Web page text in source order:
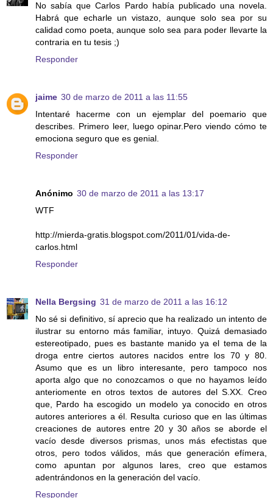
No sabía que Carlos Pardo había publicado una novela.
Habrá que echarle un vistazo, aunque solo sea por su
calidad como poeta, aunque solo sea para poder llevarte la
contraria en tu tesis ;)
Responder
jaime 30 de marzo de 2011 a las 11:55
Intentaré hacerme con un ejemplar del poemario que
describes. Primero leer, luego opinar.Pero viendo cómo te
emociona seguro que es genial.
Responder
Anónimo 30 de marzo de 2011 a las 13:17
WTF
http://mierda-gratis.blogspot.com/2011/01/vida-de-
carlos.html
Responder
Nella Bergsing 31 de marzo de 2011 a las 16:12
No sé si definitivo, sí aprecio que ha realizado un intento de
ilustrar su entorno más familiar, intuyo. Quizá demasiado
estereotipado, pues es bastante manido ya el tema de la
droga entre ciertos autores nacidos entre los 70 y 80.
Asumo que es un libro interesante, pero tampoco nos
aporta algo que no conozcamos o que no hayamos leído
anteriomente en otros textos de autores del S.XX. Creo
que, Pardo ha escogido un modelo ya conocido en otros
autores anteriores a él. Resulta curioso que en las últimas
creaciones de autores entre 20 y 30 años se aborde el
vacío desde diversos prismas, unos más efectistas que
otros, pero todos válidos, más que generación efímera,
como apuntan por algunos lares, creo que estamos
adentrándonos en la generación del vacío.
Responder